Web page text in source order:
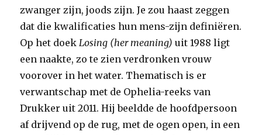
zwanger zijn, joods zijn. Je zou haast zeggen
dat die kwalificaties hun mens-zijn definiëren.
Op het doek Losing (her meaning) uit 1988 ligt
een naakte, zo te zien verdronken vrouw
voorover in het water. Thematisch is er
verwantschap met de Ophelia-reeks van
Drukker uit 2011. Hij beeldde de hoofdpersoon
af drijvend op de rug, met de ogen open, in een